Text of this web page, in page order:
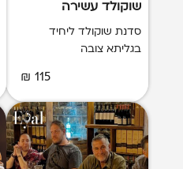
שוקולד עשירה
ופעילות ליחיד
סדנת שוקולד ליחיד
בגליתא צובה
115 ₪